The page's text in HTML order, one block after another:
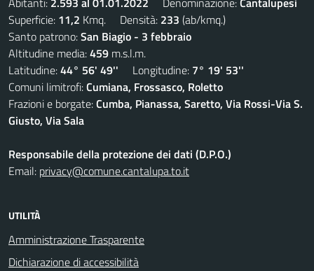
Superficie: 11,2 Kmq. Densità: 233 (ab/kmq.)
Santo patrono:San Biagio - 3 febbraio
Altitudine media:459 m.s.l.m.
Latitudine:44° 56' 49'' Longitudine: 7° 19' 53''
Comuni limitrofi:Cumiana, Frossasco, Roletto
Frazioni e borgate:Cumba, Pianassa, Saretto, Via Rossi-Via S.
Giusto, Via Sala
Responsabile della protezione dei dati (D.P.O.)
Email: privacy@comune.cantalupa.to.it
UTILITÀ
Amministrazione Trasparente
Dichiarazione di accessibilità